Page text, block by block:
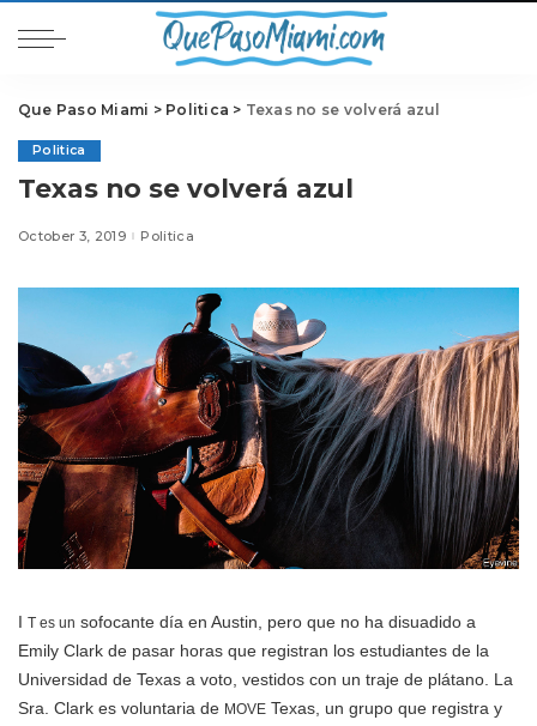
Que Paso Miami > Politica > Texas no se volverá azul
Politica
Texas no se volverá azul
October 3, 2019 Politica
I T es un sofocante día en Austin, pero que no ha disuadido a
Emily Clark de pasar horas que registran los estudiantes de la
Universidad de Texas a voto, vestidos con un traje de plátano. La
Sra. Clark es voluntaria de MOVE Texas, un grupo que registra y